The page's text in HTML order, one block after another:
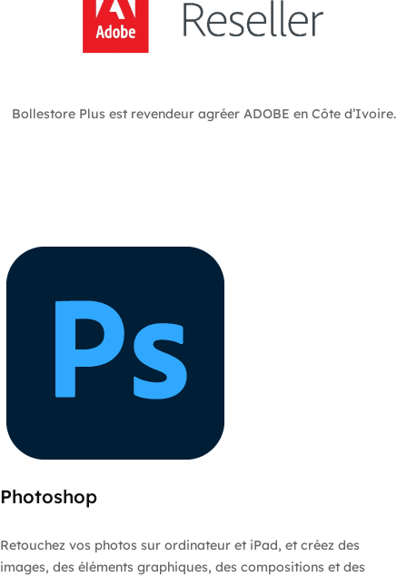
Bollestore Plus est revendeur agréer ADOBE en Côte d’Ivoire.
Photoshop
Retouchez vos photos sur ordinateur et iPad, et créez des
images, des éléments graphiques, des compositions et des